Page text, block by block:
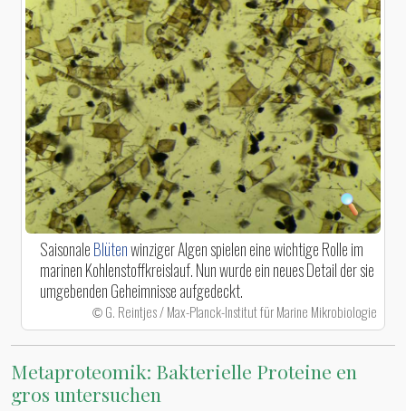
SaisonaleBlütenwinziger Algen spielen eine wichtige Rolle im
marinen Kohlenstoffkreislauf. Nun wurde ein neues Detail der sie
umgebenden Geheimnisse aufgedeckt.
© G. Reintjes / Max-Planck-Institut für Marine Mikrobiologie
Metaproteomik: Bakterielle Proteine en
gros untersuchen